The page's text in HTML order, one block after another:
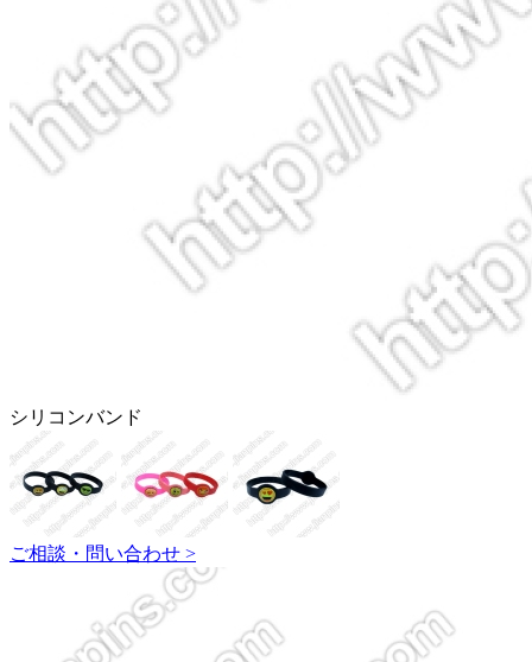
シリコンバンド
ご相談・問い合わせ >